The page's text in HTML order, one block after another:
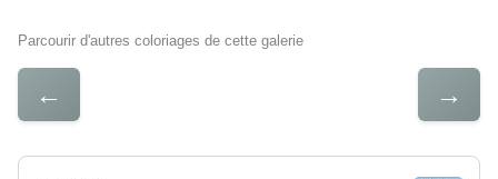
Parcourir d'autres coloriages de cette galerie
← →